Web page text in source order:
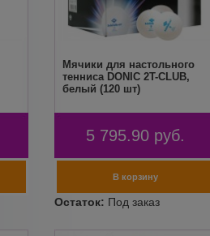
Мячики для настольного
тенниса DONIC 2T-CLUB,
белый (120 шт)
5 795.90 руб.